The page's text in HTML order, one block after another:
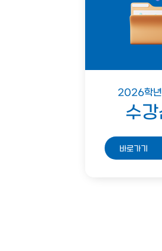
2026학년
수
바로가기